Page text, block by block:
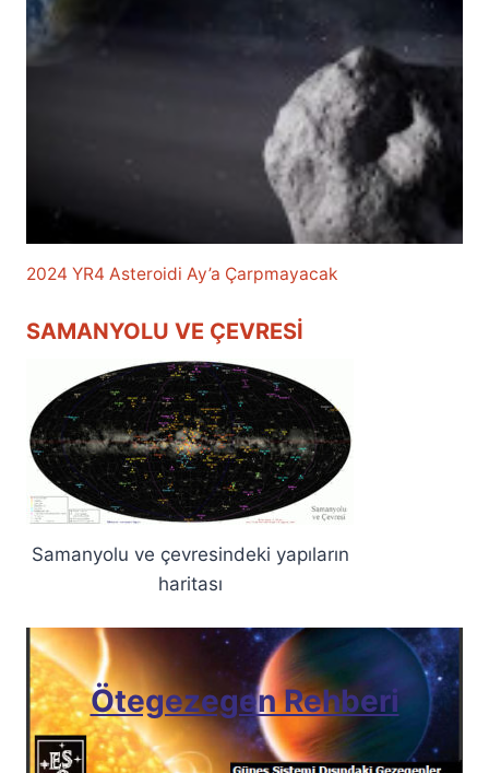
2024 YR4 Asteroidi Ay’a Çarpmayacak
SAMANYOLU VE ÇEVRESI
Samanyolu ve çevresindeki yapıların
haritası
Ötegezegen Rehberi